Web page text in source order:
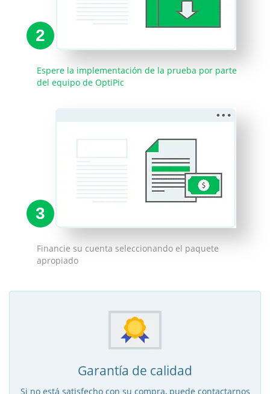
2
Espere la implementación de la prueba por parte
del equipo de OptiPic
3
Financie su cuenta seleccionando el paquete
apropiado
Garantía de calidad
Si no está satisfecho con su compra, puede contactarnos